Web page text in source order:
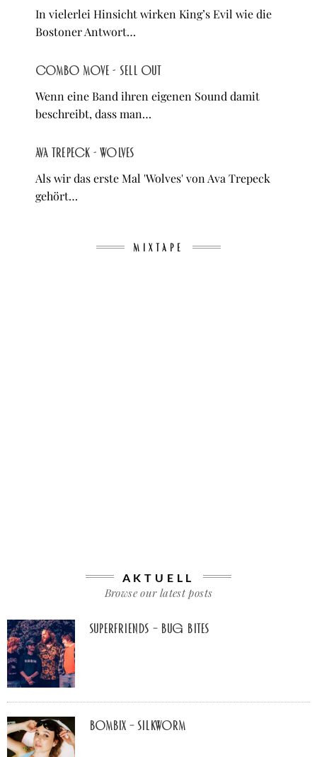
In vielerlei Hinsicht wirken King’s Evil wie die
Bostoner Antwort…
Combo Move - Sell Out
Wenn eine Band ihren eigenen Sound damit
beschreibt, dass man…
Ava Trepeck - Wolves
Als wir das erste Mal 'Wolves' von Ava Trepeck
gehört…
MIXTAPE
AKTUELL
Browse our latest posts
Superfriends – Bug Bites
Bombix – Silkworm